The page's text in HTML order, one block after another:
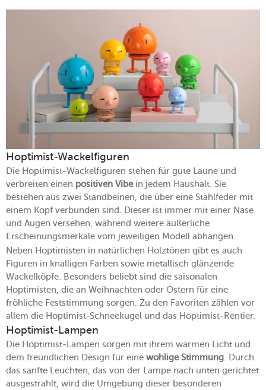
Hoptimist-Wackelfiguren
Die Hoptimist-Wackelfiguren stehen für gute Laune und
verbreiten einen positiven Vibein jedem Haushalt. Sie
bestehen aus zwei Standbeinen, die über eine Stahlfeder mit
einem Kopf verbunden sind. Dieser ist immer mit einer Nase
und Augen versehen, während weitere äußerliche
Erscheinungsmerkale vom jeweiligen Modell abhängen.
Neben Hoptimisten in natürlichen Holztönen gibt es auch
Figuren in knalligen Farben sowie metallisch glänzende
Wackelköpfe. Besonders beliebt sind die saisonalen
Hoptimisten, die an Weihnachten oder Ostern für eine
fröhliche Feststimmung sorgen. Zu den Favoriten zählen vor
allem die Hoptimist-Schneekugel und das Hoptimist-Rentier.
Hoptimist-Lampen
Die Hoptimist-Lampen sorgen mit ihrem warmen Licht und
dem freundlichen Design für eine wohlige Stimmung. Durch
das sanfte Leuchten, das von der Lampe nach unten gerichtet
ausgestrahlt, wird die Umgebung dieser besonderen